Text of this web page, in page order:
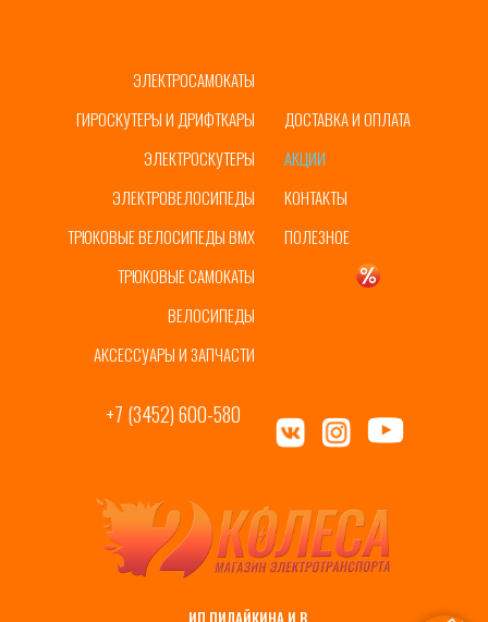
ЭЛЕКТРОСАМОКАТЫ
ГИРОСКУТЕРЫ И ДРИФТКАРЫ
ЭЛЕКТРОСКУТЕРЫ
ЭЛЕКТРОВЕЛОСИПЕДЫ
ТРЮКОВЫЕ ВЕЛОСИПЕДЫ BMX
АКСЕССУАРЫ И ЗАПЧАСТИ
ДОСТАВКА И ОПЛАТА
АКЦИИ
КОНТАКТЫ
+7 (3452) 600-580
ПОЛЕЗНОЕ
ТРЮКОВЫЕ САМОКАТЫ
ВЕЛОСИПЕДЫ